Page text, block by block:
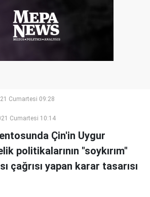
Cumartesi 09:28
Cumartesi 10:14
Çin'in Uygur
politikalarının "soykırım"
çağrısı yapan karar tasarısı